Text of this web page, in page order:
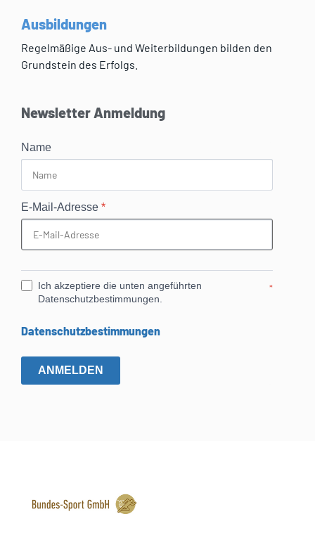
Ausbildungen
Regelmäßige Aus- und Weiterbildungen bilden den
Grundstein des Erfolgs.
Newsletter Anmeldung
Name
E-Mail-Adresse *
Ich akzeptiere die unten angeführten
Datenschutzbestimmungen.
*
Datenschutzbestimmungen
ANMELDEN